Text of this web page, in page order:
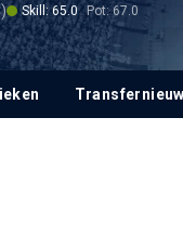
Skill: 65.0 Pot: 67.0